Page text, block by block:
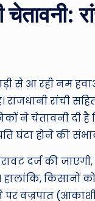
चेतावनी:
से आ रही नम
राजधानी रांची
ने चेतावनी
घंटा होने की
दर्ज की
हालांकि, किसानों
वज्रपात